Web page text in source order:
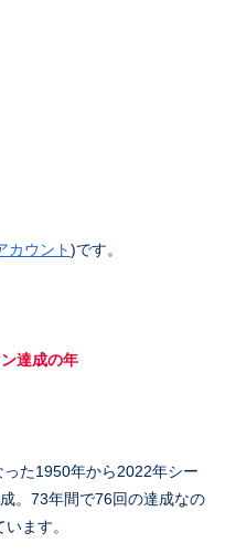
カウント)です。
達成の年
た1950年から2022年シー
。73年間で76回の達成なの
ます。